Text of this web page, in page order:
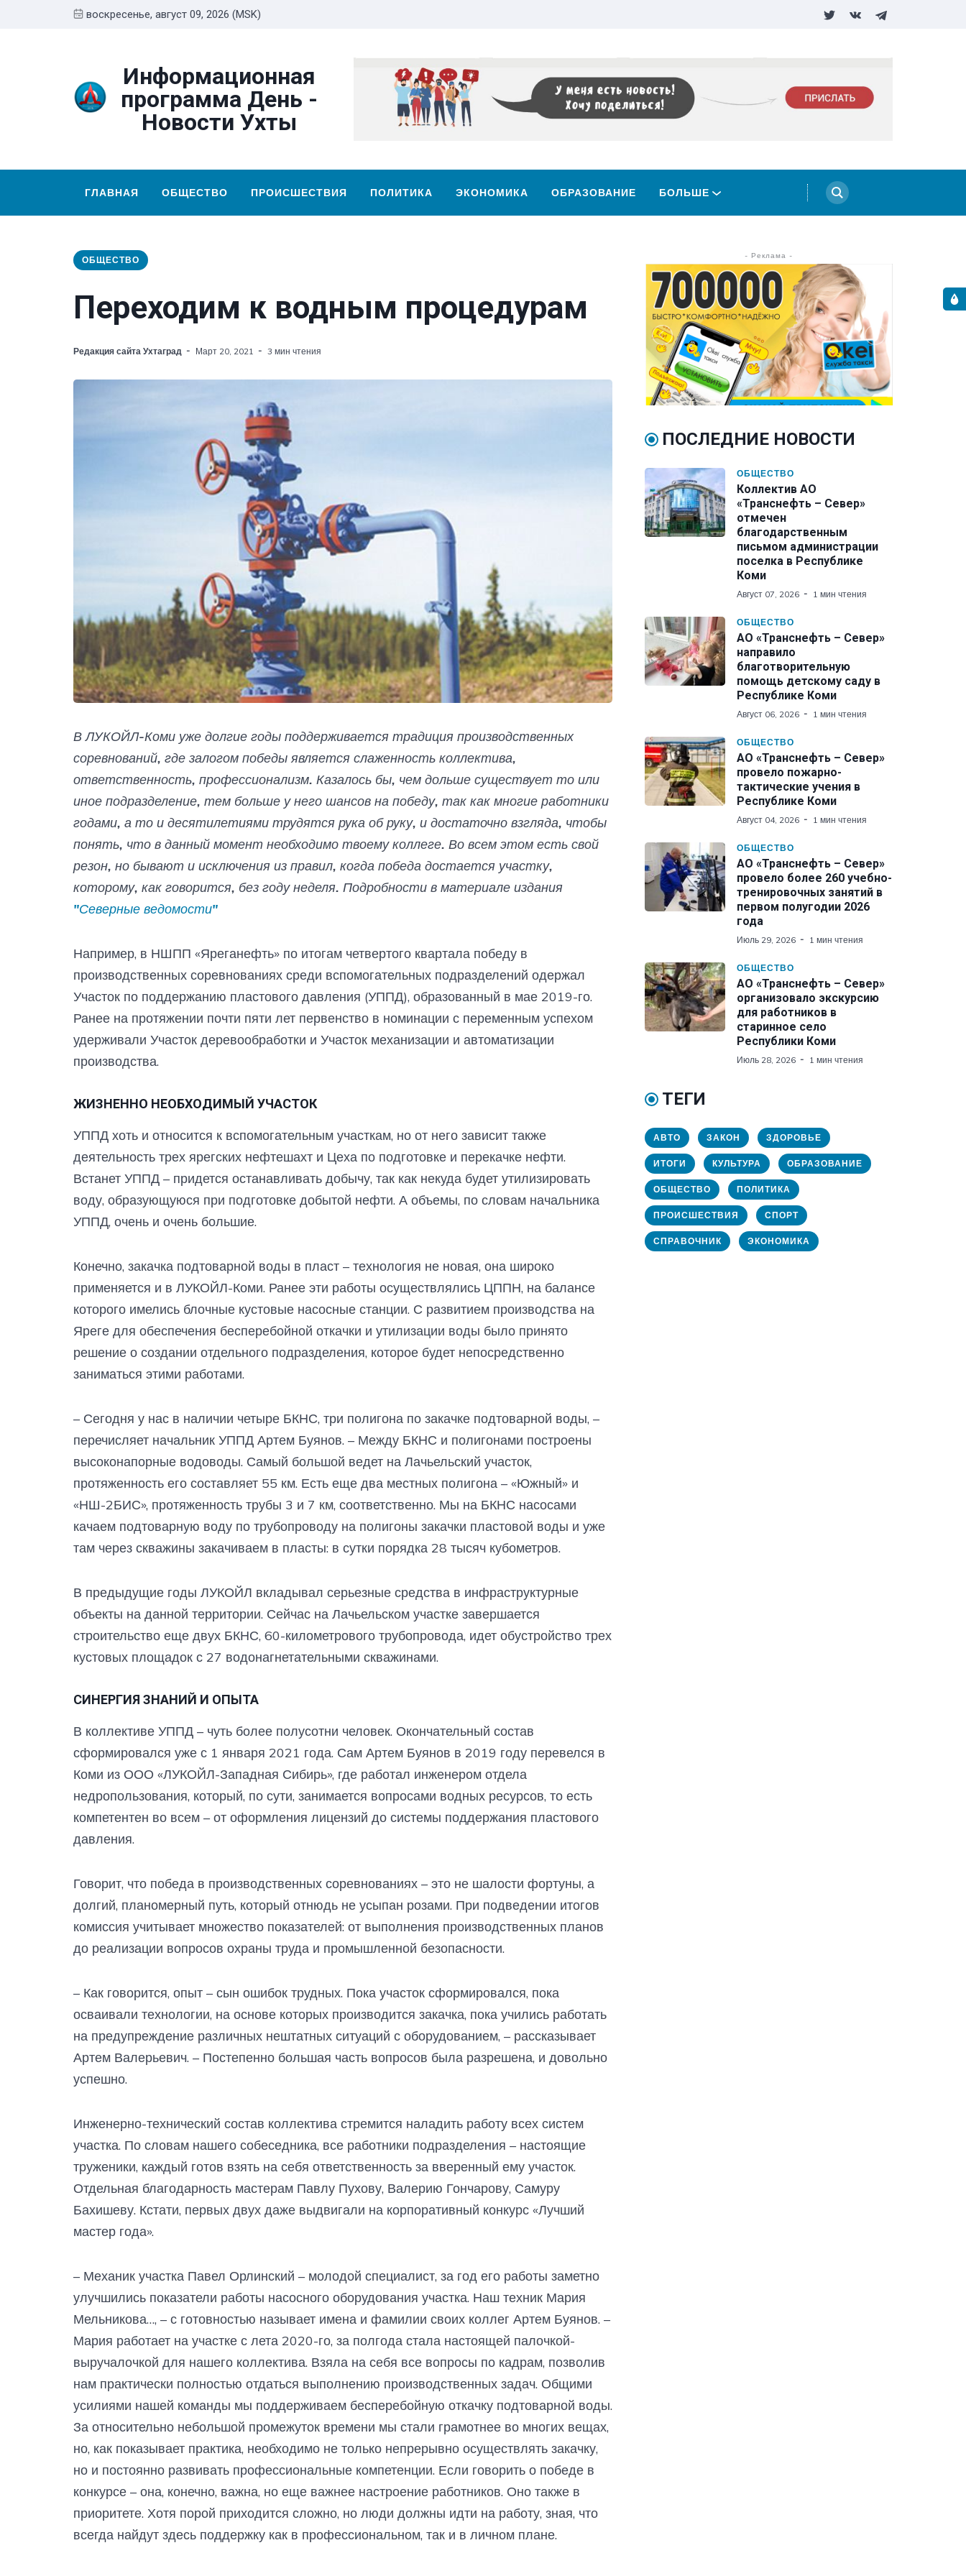
воскресенье, август 09, 2026 (MSK)
Информационная
программа День -
Новости Ухты
ГЛАВНАЯ ОБЩЕСТВО ПРОИСШЕСТВИЯ ПОЛИТИКА ЭКОНОМИКА ОБРАЗОВАНИЕ БОЛЬШЕ
ОБЩЕСТВО
Переходим к водным процедурам
Редакция сайта Ухтаград Март 20, 2021 3 мин чтения
В ЛУКОЙЛ-Коми уже долгие годы поддерживается традиция производственных
соревнований, где залогом победы является слаженность коллектива,
ответственность, профессионализм. Казалось бы, чем дольше существует то или
иное подразделение, тем больше у него шансов на победу, так как многие работники
годами, а то и десятилетиями трудятся рука об руку, и достаточно взгляда, чтобы
понять, что в данный момент необходимо твоему коллеге. Во всем этом есть свой
резон, но бывают и исключения из правил, когда победа достается участку,
которому, как говорится, без году неделя. Подробности в материале издания
"Северные ведомости"
Например, в НШПП «Яреганефть» по итогам четвертого квартала победу в
производственных соревнованиях среди вспомогательных подразделений одержал
Участок по поддержанию пластового давления (УППД), образованный в мае 2019-го.
Ранее на протяжении почти пяти лет первенство в номинации с переменным успехом
удерживали Участок деревообработки и Участок механизации и автоматизации
производства.
ЖИЗНЕННО НЕОБХОДИМЫЙ УЧАСТОК
УППД хоть и относится к вспомогательным участкам, но от него зависит также
деятельность трех ярегских нефтешахт и Цеха по подготовке и перекачке нефти.
Встанет УППД – придется останавливать добычу, так как некуда будет утилизировать
воду, образующуюся при подготовке добытой нефти. А объемы, по словам начальника
УППД, очень и очень большие.
Конечно, закачка подтоварной воды в пласт – технология не новая, она широко
применяется и в ЛУКОЙЛ-Коми. Ранее эти работы осуществлялись ЦППН, на балансе
которого имелись блочные кустовые насосные станции. С развитием производства на
Яреге для обеспечения бесперебойной откачки и утилизации воды было принято
решение о создании отдельного подразделения, которое будет непосредственно
заниматься этими работами.
– Сегодня у нас в наличии четыре БКНС, три полигона по закачке подтоварной воды, –
перечисляет начальник УППД Артем Буянов. – Между БКНС и полигонами построены
высоконапорные водоводы. Самый большой ведет на Лачьельский участок,
протяженность его составляет 55 км. Есть еще два местных полигона – «Южный» и
«НШ-2БИС», протяженность трубы 3 и 7 км, соответственно. Мы на БКНС насосами
качаем подтоварную воду по трубопроводу на полигоны закачки пластовой воды и уже
там через скважины закачиваем в пласты: в сутки порядка 28 тысяч кубометров.
В предыдущие годы ЛУКОЙЛ вкладывал серьезные средства в инфраструктурные
объекты на данной территории. Сейчас на Лачьельском участке завершается
строительство еще двух БКНС, 60-километрового трубопровода, идет обустройство трех
кустовых площадок с 27 водонагнетательными скважинами.
СИНЕРГИЯ ЗНАНИЙ И ОПЫТА
В коллективе УППД – чуть более полусотни человек. Окончательный состав
сформировался уже с 1 января 2021 года. Сам Артем Буянов в 2019 году перевелся в
Коми из ООО «ЛУКОЙЛ-Западная Сибирь», где работал инженером отдела
недропользования, который, по сути, занимается вопросами водных ресурсов, то есть
компетентен во всем – от оформления лицензий до системы поддержания пластового
давления.
Говорит, что победа в производственных соревнованиях – это не шалости фортуны, а
долгий, планомерный путь, который отнюдь не усыпан розами. При подведении итогов
комиссия учитывает множество показателей: от выполнения производственных планов
до реализации вопросов охраны труда и промышленной безопасности.
– Как говорится, опыт – сын ошибок трудных. Пока участок сформировался, пока
осваивали технологии, на основе которых производится закачка, пока учились работать
на предупреждение различных нештатных ситуаций с оборудованием, – рассказывает
Артем Валерьевич. – Постепенно большая часть вопросов была разрешена, и довольно
успешно.
Инженерно-технический состав коллектива стремится наладить работу всех систем
участка. По словам нашего собеседника, все работники подразделения – настоящие
труженики, каждый готов взять на себя ответственность за вверенный ему участок.
Отдельная благодарность мастерам Павлу Пухову, Валерию Гончарову, Самуру
Бахишеву. Кстати, первых двух даже выдвигали на корпоративный конкурс «Лучший
мастер года».
– Механик участка Павел Орлинский – молодой специалист, за год его работы заметно
улучшились показатели работы насосного оборудования участка. Наш техник Мария
Мельникова…, – с готовностью называет имена и фамилии своих коллег Артем Буянов. –
Мария работает на участке с лета 2020-го, за полгода стала настоящей палочкой-
выручалочкой для нашего коллектива. Взяла на себя все вопросы по кадрам, позволив
нам практически полностью отдаться выполнению производственных задач. Общими
усилиями нашей команды мы поддерживаем бесперебойную откачку подтоварной воды.
За относительно небольшой промежуток времени мы стали грамотнее во многих вещах,
но, как показывает практика, необходимо не только непрерывно осуществлять закачку,
но и постоянно развивать профессиональные компетенции. Если говорить о победе в
конкурсе – она, конечно, важна, но еще важнее настроение работников. Оно также в
приоритете. Хотя порой приходится сложно, но люди должны идти на работу, зная, что
всегда найдут здесь поддержку как в профессиональном, так и в личном плане.
- Реклама -
ПОСЛЕДНИЕ НОВОСТИ
ОБЩЕСТВО
Коллектив АО
«Транснефть – Север»
отмечен
благодарственным
письмом администрации
поселка в Республике
Коми
Август 07, 2026 1 мин чтения
ОБЩЕСТВО
АО «Транснефть – Север»
направило
благотворительную
помощь детскому саду в
Республике Коми
Август 06, 2026 1 мин чтения
ОБЩЕСТВО
АО «Транснефть – Север»
провело пожарно-
тактические учения в
Республике Коми
Август 04, 2026 1 мин чтения
ОБЩЕСТВО
АО «Транснефть – Север»
провело более 260 учебно-
тренировочных занятий в
первом полугодии 2026
года
Июль 29, 2026 1 мин чтения
ОБЩЕСТВО
АО «Транснефть – Север»
организовало экскурсию
для работников в
старинное село
Республики Коми
Июль 28, 2026 1 мин чтения
ТЕГИ
АВТО ЗАКОН ЗДОРОВЬЕ
ИТОГИ КУЛЬТУРА ОБРАЗОВАНИЕ
ОБЩЕСТВО ПОЛИТИКА
ПРОИСШЕСТВИЯ СПОРТ
СПРАВОЧНИК ЭКОНОМИКА